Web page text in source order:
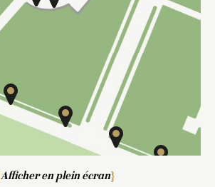
Allée Royale
Afficher en plein écran